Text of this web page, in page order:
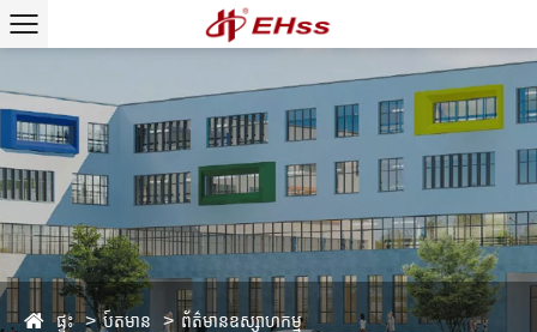
ផ្ទះ ប៍តមាន ព័ត៌មានឧស្សាហកម្ម